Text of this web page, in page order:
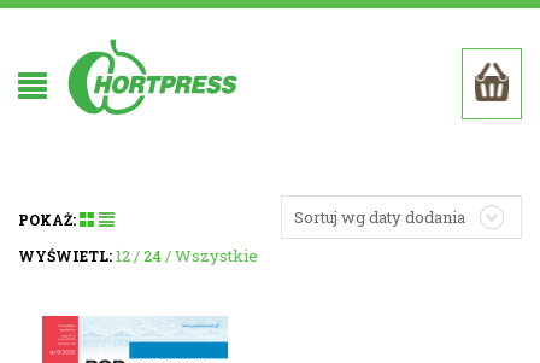
Sortuj wg daty dodania
POKAŻ:
WYŚWIETL:12 24 Wszystkie